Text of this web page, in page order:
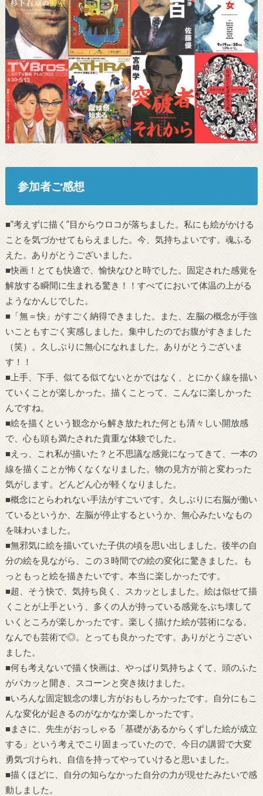
参加者ご感想
■”考えずに描く”目からウロコが落ちました。私にも絵がかける
ことを気づかせてもらえました。今、気持ちよいです。魂ふる
えた。ありがとうございました。
■快画！とても快適で、愉快なひと時でした。固定された感覚を
解放する瞬間に生まれる驚き！！すべてにおいて体温の上がる
ようなかんじでした。
■「無＝快」がすごく納得できました。また、左脳の概念が手強
いこともすごく実感しました。集中したのでお腹がすきました
（笑）。久しぶりに無心になれました。ありがとうございま
す！！
■上手、下手、似てる似てないとかではなく、とにかく線を描い
ていくことが楽しかった。描くことって、こんなに楽しかった
んですね。
■絵を描くという観念から解き放たれた何とも清々しい開放感
で、心も頭も満たされた貴重な体験でした。
■えっ、これ私が描いた？と不思議な感覚になってきて、一本の
線を描くことが怖くなくなりました。物の見方が前と変わった
気がします。どんどん心が軽くなりました。
■概念にとらわれない手法がすごいです。久しぶりに右脳が働い
ているというか、左脳が停止するというか、無心みたいなもの
を味わいました。
■無邪気に絵を描いていた子供の頃を思い出しました。後半の自
分の絵を見ながら、この３時間での絵の変化に驚きました。も
っともっと絵を描きたいです。本当に楽しかったです。
■超、そう快で、気持ち良く、スカッとしました。絵は似せて描
くことが上手という、多くの人が持っている感覚をぶち壊して
いくところが楽しかったです。楽しく描けた絵が芸術になる。
なんでも芸術で◎。とっても良かったです。ありがとうござい
ました。
■何も考えないで描く快画は、やっぱり気持ちよくて、頭のふた
がパカッと開き、スコーンと突き抜けました。
■いろんな固定観念の壊し方がおもしろかったです。自分にもこ
んな変化が起きるのがなかなか楽しかったです。
■まさに、先生がおっしゃる「基礎があるからくずした絵が成立
する」という考えでこり固まっていたので、今日の講習で大変
勇気づけられ、自信を持ってやっていけると思いました。
■描くほどに、自分の知らなかった自分の力が現せたみたいで感
動しました。